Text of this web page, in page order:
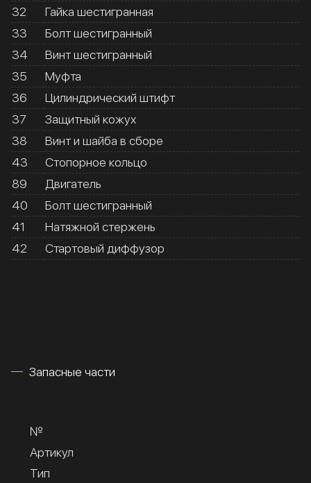
32
Гайка шестигранная
33
Болт шестигранный
34
Винт шестигранный
35
Муфта
36
Цилиндрический штифт
37
Защитный кожух
38
Винт и шайба в сборе
43
Стопорное кольцо
89
Двигатель
40
Болт шестигранный
41
Натяжной стержень
42
Стартовый диффузор
Запасные части
№
Артикул
Тип